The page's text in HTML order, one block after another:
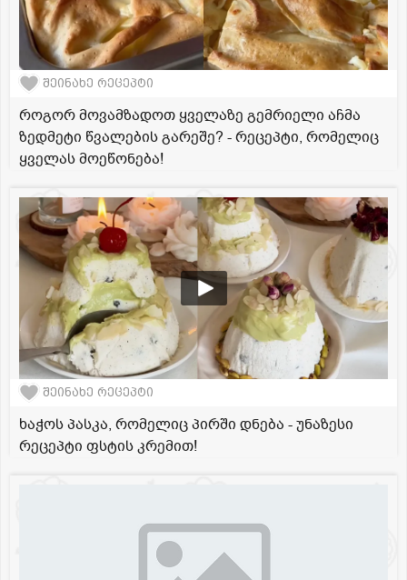
შეინახე რეცეპტი
როგორ მოვამზადოთ ყველაზე გემრიელი აჩმა
ზედმეტი წვალების გარეშე? - რეცეპტი, რომელიც
ყველას მოეწონება!
შეინახე რეცეპტი
ხაჭოს პასკა, რომელიც პირში დნება - უნაზესი
რეცეპტი ფსტის კრემით!